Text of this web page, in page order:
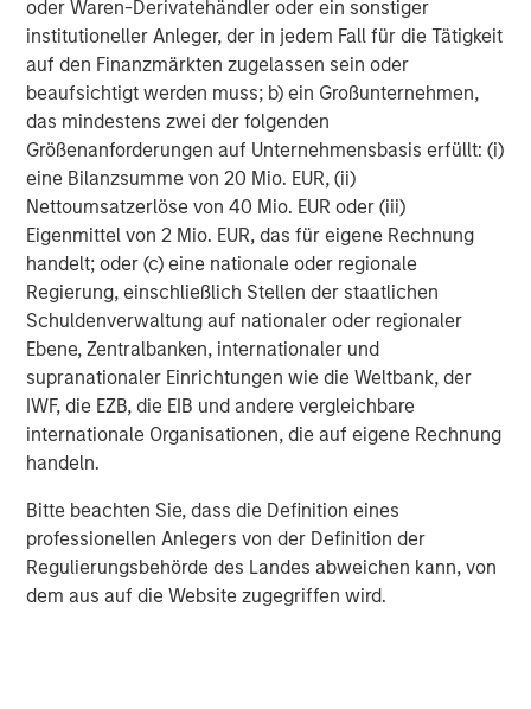
oder Waren-Derivatehändler oder ein sonstiger
institutioneller Anleger, der in jedem Fall für die Tätigkeit
auf den Finanzmärkten zugelassen sein oder
beaufsichtigt werden muss; b) ein Großunternehmen,
das mindestens zwei der folgenden
Größenanforderungen auf Unternehmensbasis erfüllt: (i)
eine Bilanzsumme von 20 Mio. EUR, (ii)
Nettoumsatzerlöse von 40 Mio. EUR oder (iii)
Eigenmittel von 2 Mio. EUR, das für eigene Rechnung
handelt; oder (c) eine nationale oder regionale
Regierung, einschließlich Stellen der staatlichen
Schuldenverwaltung auf nationaler oder regionaler
Ebene, Zentralbanken, internationaler und
supranationaler Einrichtungen wie die Weltbank, der
IWF, die EZB, die EIB und andere vergleichbare
internationale Organisationen, die auf eigene Rechnung
handeln.
Bitte beachten Sie, dass die Definition eines
professionellen Anlegers von der Definition der
Regulierungsbehörde des Landes abweichen kann, von
dem aus auf die Website zugegriffen wird.
in the combined company."
About Fusion
Fusion, a leading provider of integrated cloud solutions to
small, medium and large businesses, is the industry's
single source for the cloud. Fusion's advanced,
proprietary cloud service platform enables the integration
of leading edge solutions in the cloud, including cloud
communications, contact center, cloud connectivity, and
cloud computing. Fusion's innovative, yet proven cloud
solutions lower our customers' cost of ownership, and
deliver new levels of security, flexibility, scalability, and
speed of deployment. For more information, please visit
www.fusionconnect.com/
About Birch
Birch Communications is a leading North American Cloud